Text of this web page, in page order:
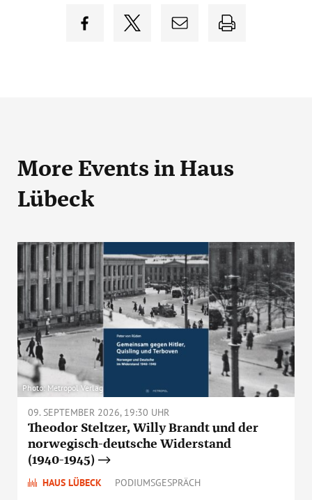
More Events in Haus
Lübeck
Photo: Metropol Verlag
09. SEPTEMBER 2026, 19:30 UHR
Theodor Steltzer, Willy Brandt und der
norwegisch-deutsche Widerstand
(1940-1945)
HAUS LÜBECK PODIUMSGESPRÄCH